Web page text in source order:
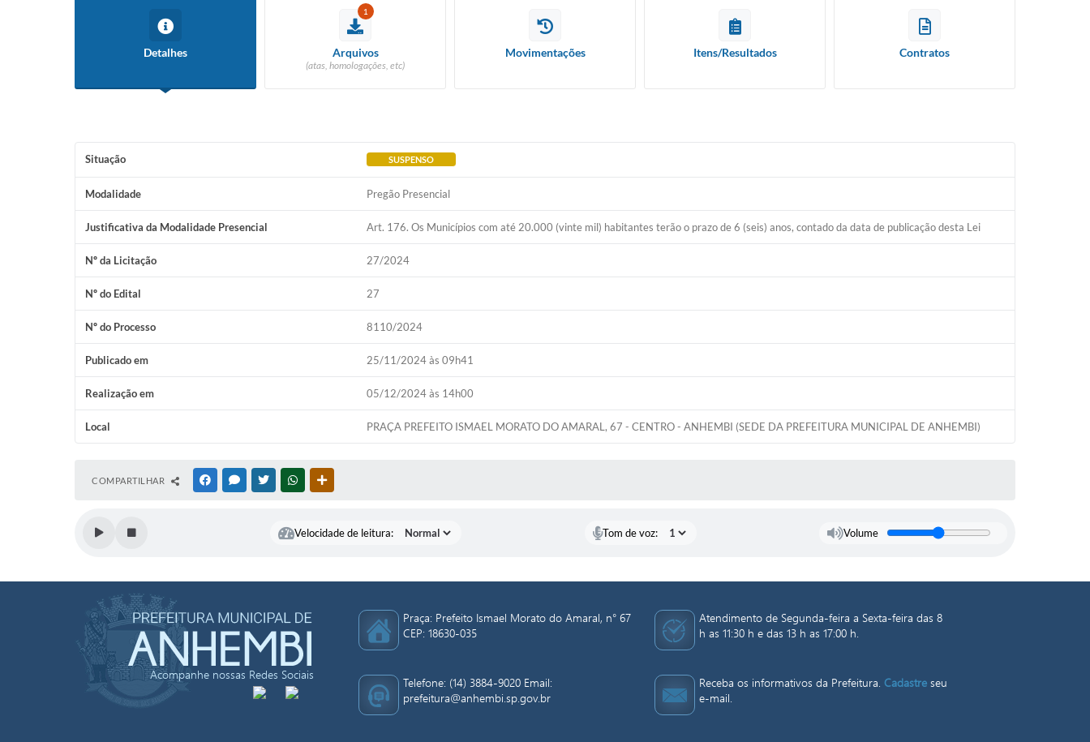
Detalhes
1
Arquivos
(atas, homologações, etc)
Movimentações Itens/Resultados Contratos
Situação SUSPENSO
Modalidade Pregão Presencial
Justificativa da Modalidade Presencial Art. 176. Os Municípios com até 20.000 (vinte mil) habitantes terão o prazo de 6 (seis) anos, contado da data de publicação desta Lei
Nº da Licitação 27/2024
Nº do Edital 27
Nº do Processo 8110/2024
Publicado em 25/11/2024 às 09h41
Realização em 05/12/2024 às 14h00
Local PRAÇA PREFEITO ISMAEL MORATO DO AMARAL, 67 - CENTRO - ANHEMBI (SEDE DA PREFEITURA MUNICIPAL DE ANHEMBI)
COMPARTILHAR FACEBOOKMESSENGER
TWITTERWHATSAPP
Velocidade de leitura: Tom de voz: Volume
Acompanhe nossas Redes Sociais
Praça: Prefeito Ismael Morato do Amaral, n° 67
CEP: 18630-035
Atendimento de Segunda-feira a Sexta-feira das 8
h as 11:30 h e das 13 h as 17:00 h.
Telefone: (14) 3884-9020 Email:
prefeitura@anhembi.sp.gov.br
Receba os informativos da Prefeitura. Cadastreseu
e-mail.